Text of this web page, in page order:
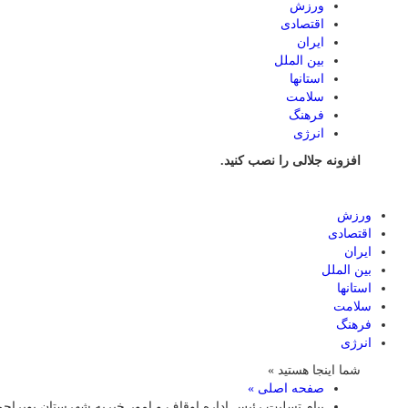
ورزش
اقتصادی
ایران
بین الملل
استانها
سلامت
فرهنگ
انرژی
افزونه جلالی را نصب کنید.
ورزش
اقتصادی
ایران
بین الملل
استانها
سلامت
فرهنگ
انرژی
شما اینجا هستید »
صفحه اصلی »